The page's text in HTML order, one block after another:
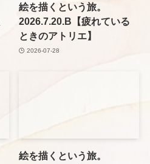
絵を描くという旅。
2026.7.20.B【疲れている
ときのアトリエ】
2026-07-28
絵を描くという旅。